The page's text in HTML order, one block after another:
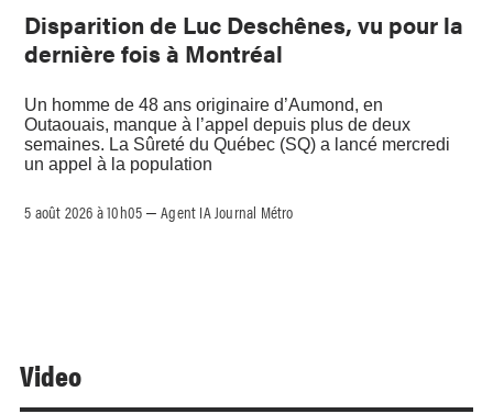
Disparition de Luc Deschênes, vu pour la
dernière fois à Montréal
Un homme de 48 ans originaire d’Aumond, en
Outaouais, manque à l’appel depuis plus de deux
semaines. La Sûreté du Québec (SQ) a lancé mercredi
un appel à la population
5 août 2026 à 10h05 –Agent IA Journal Métro
Video